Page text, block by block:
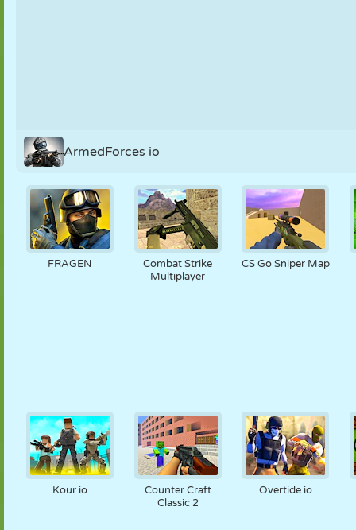
ArmedForces io
FRAGEN
Combat Strike
Multiplayer
CS Go Sniper Map
Kour io
Counter Craft
Classic 2
Overtide io